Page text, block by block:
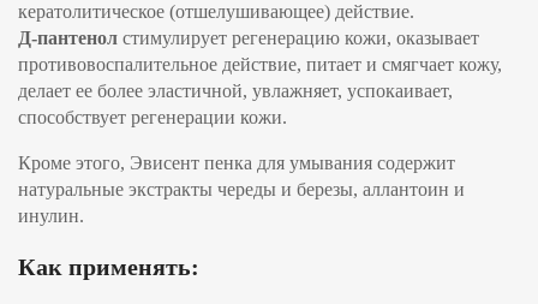
кератолитическое (отшелушивающее) действие.
Д-пантенол стимулирует регенерацию кожи, оказывает
противовоспалительное действие, питает и смягчает кожу,
делает ее более эластичной, увлажняет, успокаивает,
способствует регенерации кожи.
Кроме этого, Эвисент пенка для умывания содержит
натуральные экстракты череды и березы, аллантоин и
инулин.
Как применять: